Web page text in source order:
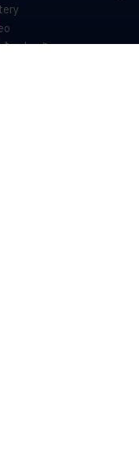
วยช่วยกัน